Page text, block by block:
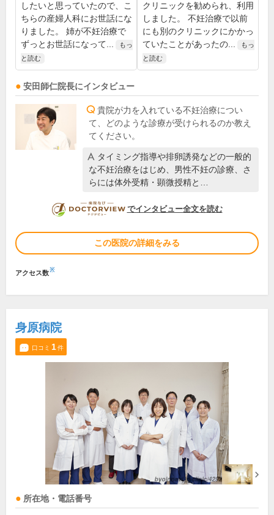
したいと思っていたので、こ
ちらの産婦人科にお世話にな
りました。 姉が不妊治療で
ずっとお世話になって...
もっ
と読む
クリニックを勧められ、利用
しました。 不妊治療で以前
にも別のクリニックにかかっ
ていたことがあったの...
もっ
と読む
安田師仁院長にインタビュー
貴院が力を入れている不妊治療につい
て、どのような診療が受けられるのか教え
てください。
タイミング指導や排卵誘発などの一般的
な不妊治療をはじめ、男性不妊の診療、さ
らには体外受精・顕微授精と…
DOCTORVIEW
でインタビュー全文を読む
この医院の詳細をみる
アクセス数※
身原病院
口コミ 1件
所在地・電話番号